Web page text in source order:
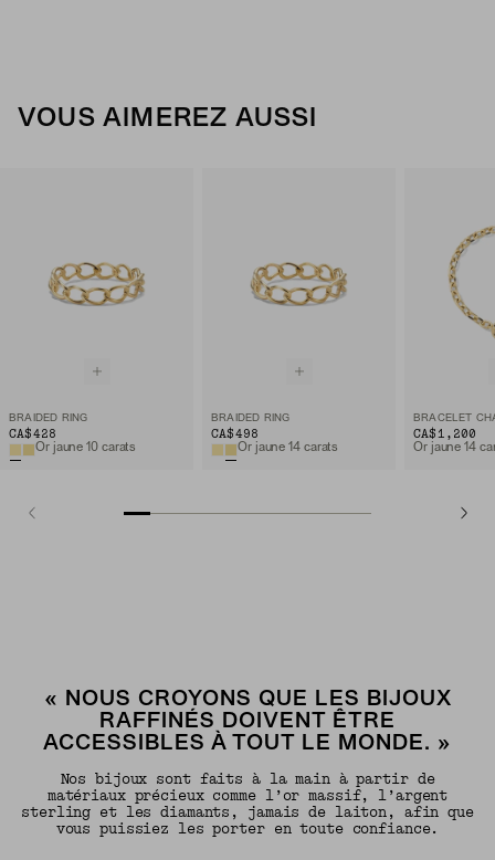
VOUS AIMEREZ AUSSI
BRAIDED RING
CA$428
Or jaune 10 carats
BRAIDED RING
CA$498
Or jaune 14 carats
CA$1,200
Or jaune 14
« NOUS CROYONS QUE LES BIJOUX
RAFFINÉS DOIVENT ÊTRE
ACCESSIBLES À TOUT LE MONDE. »
Nos bijoux sont faits à la main à partir de
matériaux précieux comme l’or massif, l’argent
sterling et les diamants, jamais de laiton, afin que
vous puissiez les porter en toute confiance.